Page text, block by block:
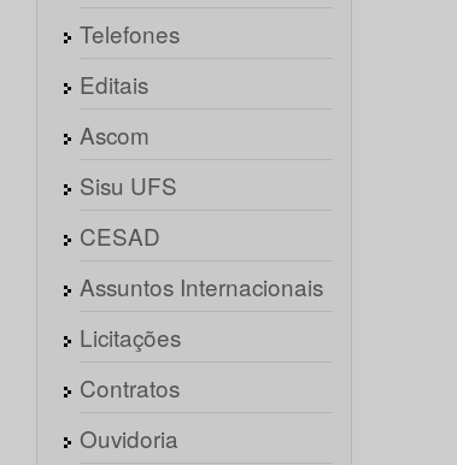
Telefones
Editais
Ascom
Sisu UFS
CESAD
Assuntos Internacionais
Licitações
Contratos
Ouvidoria